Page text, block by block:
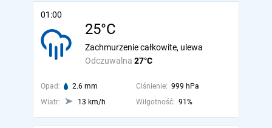
01:00
25°C
Odczuwalna 27°C
Zachmurzenie całkowite, ulewa
Opad: 2.6 mm Ciśnienie: 999 hPa
Wiatr:
13 km/h Wilgotność: 91%